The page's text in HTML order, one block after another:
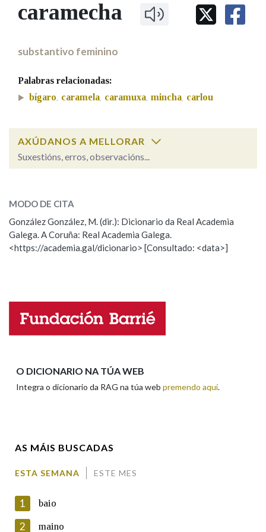
IDENTIDADE CORPORATIVA
MARCIAL DEL ADALID
FIGURAS HOMENAXEADAS
Facebook
TwitterYoutubeInstagram
Bluesky
BUSCAR NOS LEMAS
Remata por
Contén
Nas definicións
Nos exemplos
Marcas gramaticais
LIMPAR
caramecha
substantivo feminino
Palabras relacionadas:
bígaro, caramela, caramuxa, mincha, carlou
AXÚDANOS A MELLORAR
Suxestións, erros, observacións...
ESCOLLE UNHA OPCIÓN:
Observación Hai un erro na palabra
Propoño mellorar a definición
Nome
MODO DE CITA
González González, M. (dir.): Dicionario da Real Academia
Galega. A Coruña: Real Academia Galega.
<https://academia.gal/dicionario> [Consultado: <data>]
O DICIONARIO NA TÚA WEB
Integra o dicionario da RAG na túa web premendo aquí.
AS MÁIS BUSCADAS
ESTA SEMANA ESTE MES
1 baio
2 maino